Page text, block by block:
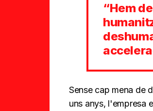
“Hem
Sense cap mena de
uns anys, l'empresa